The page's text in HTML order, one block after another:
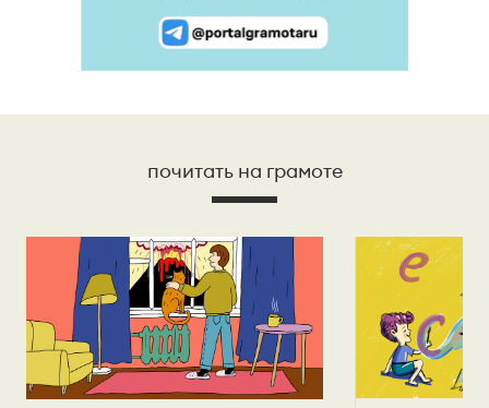
почитать на грамоте